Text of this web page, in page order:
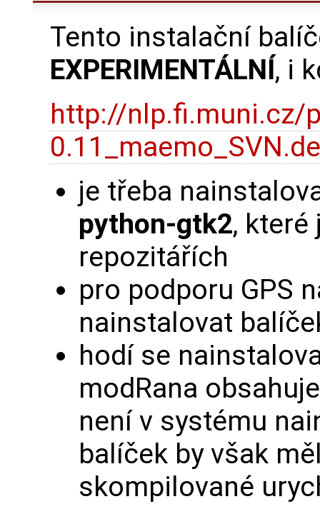
Tento instalační
EXPERIMENTÁLNÍ, i
http://nlp.fi.muni.cz/
je třeba
python-gtk2, které
repozitářích
pro podporu GPS
nainstalovat
hodí se
modRana
není v systému
balíček by však
skompilované